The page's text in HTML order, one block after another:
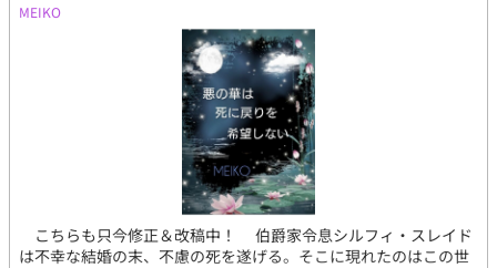
MEIKO
こちらも只今修正＆改稿中！ 伯爵家令息シルフィ・スレイド
は不幸な結婚の末、不慮の死を遂げる。そこに現れたのはこの世